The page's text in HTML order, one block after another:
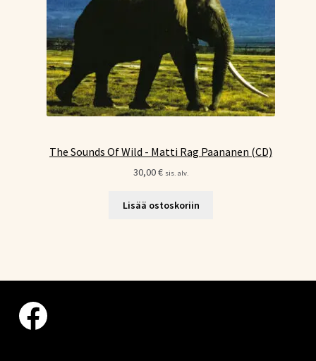
The Sounds Of Wild - Matti Rag Paananen (CD)
30,00€ sis. alv.
Lisää ostoskoriin
Facebook